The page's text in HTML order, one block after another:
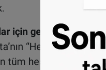
için geçerli?
“Hesap
tüm hesaplar için